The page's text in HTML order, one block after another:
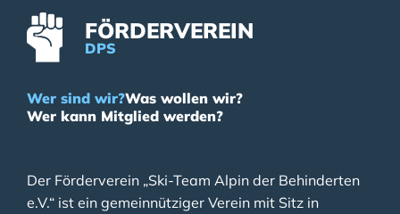
FÖRDERVEREIN
DPS
Wer sind wir?Was wollen wir?
Wer kann Mitglied werden?
Der Förderverein „Ski-Team Alpin der Behinderten
e.V.“ ist ein gemeinnütziger Verein mit Sitz in